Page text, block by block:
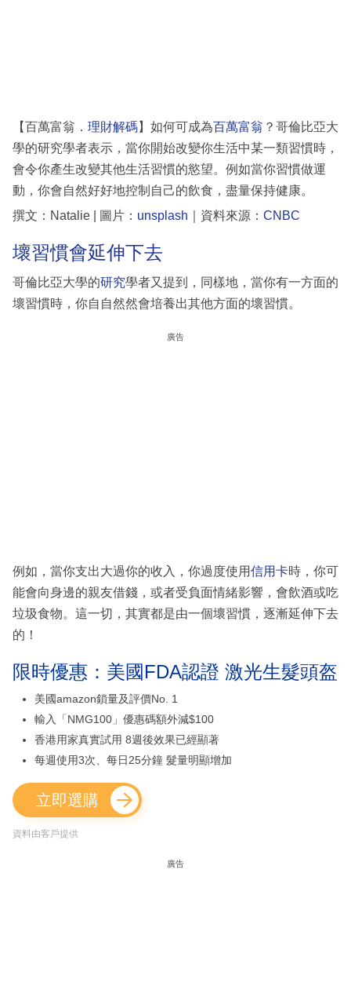
區
【百萬富翁． 理財解碼】如何可成為百萬富翁 ？哥倫比亞大
學的研究學者表示，當你開始改變你生活中某一類習慣時，
會令你產生改變其他生活習慣的慾望。例如當你習慣做運
動，你會自然好好地控制自己的飲食，盡量保持健康。
撰文：Natalie | 圖片： unsplash ｜資料來源： CNBC
壞習慣會延伸下去
哥倫比亞大學的研究學者又提到，同樣地，當你有一方面的
壞習慣時，你自自然然會培養出其他方面的壞習慣。
廣告
例如，當你支出大過你的收入，你過度使用信用卡時，你可
能會向身邊的親友借錢，或者受負面情緒影響，會飲酒或吃
垃圾食物。這一切，其實都是由一個壞習慣，逐漸延伸下去
的！
限時優惠：美國FDA認證 激光生髮頭盔
美國amazon鎖量及評價No. 1
輸入「NMG100」優惠碼額外減$100
香港用家真實試用 8週後效果已經顯著
每週使用3次、每日25分鐘 髮量明顯增加
立即選購
資料由客戶提供
廣告